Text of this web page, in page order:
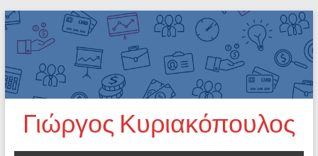
Γιώργος Κυριακόπουλος